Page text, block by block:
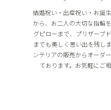
結婚祝い・出産祝い・お誕
から、お二人の大切な指輪
グピローまで、プリザーブ
までも美しく思い出を残し
ンテリアの販売からオーダ
ております。お気軽にご